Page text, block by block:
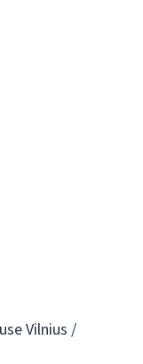
Vilnius /